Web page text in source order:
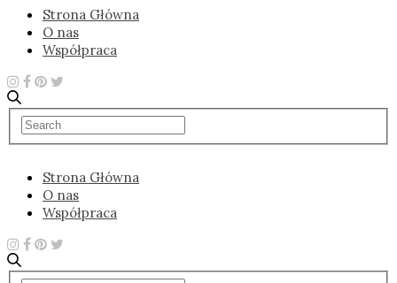
Strona Główna
O nas
Współpraca
Strona Główna
O nas
Współpraca